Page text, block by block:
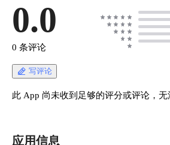
0.0
0 条评论
写评论
此 App 尚未收到足够的评分或评论，无
应用信息